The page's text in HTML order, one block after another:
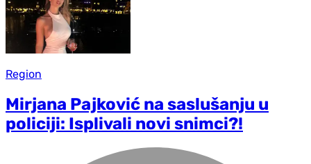
Region
Mirjana Pajković na saslušanju u
policiji: Isplivali novi snimci?!